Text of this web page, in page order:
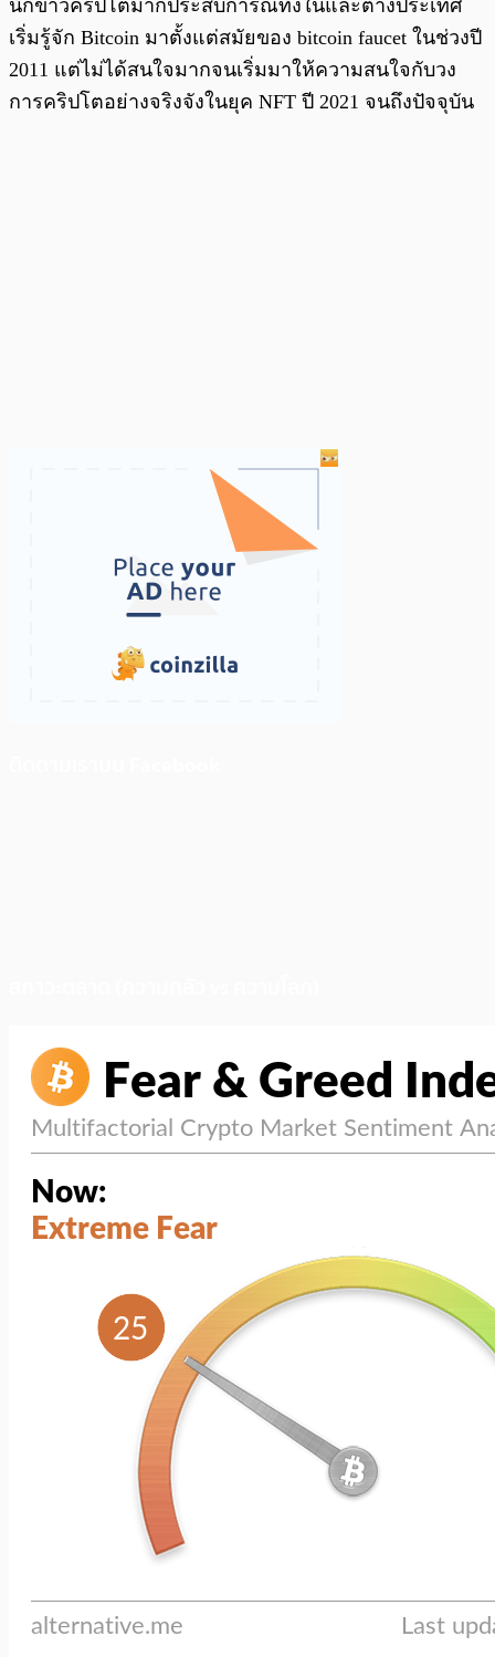
นักข่าวคริปโตมากประสบการณ์ทั้งในและต่างประเทศ
เริ่มรู้จัก Bitcoin มาตั้งแต่สมัยของ bitcoin faucet ในช่วงปี
2011 แต่ไม่ได้สนใจมากจนเริ่มมาให้ความสนใจกับวง
การคริปโตอย่างจริงจังในยุค NFT ปี 2021 จนถึงปัจจุบัน